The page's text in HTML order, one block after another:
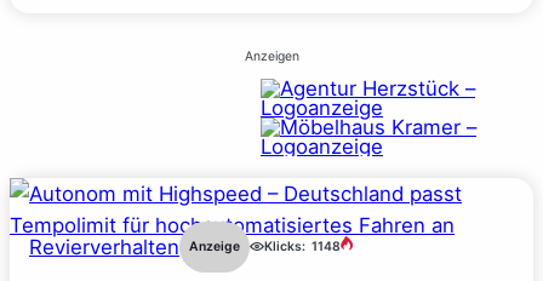
Anzeigen
Revierverhalten Anzeige Klicks: 1148